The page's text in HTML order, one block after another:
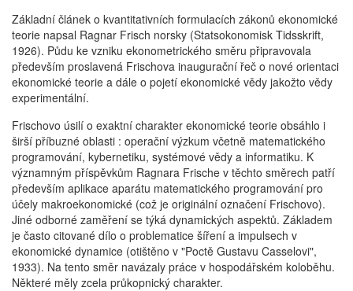
Základní článek o kvantitativních formulacích zákonů ekonomické
teorie napsal Ragnar Frisch norsky (Statsokonomisk Tidsskrift,
1926). Půdu ke vzniku ekonometrického směru připravovala
především proslavená Frischova inaugurační řeč o nové orientaci
ekonomické teorie a dále o pojetí ekonomické vědy jakožto vědy
experimentální.
Frischovo úsilí o exaktní charakter ekonomické teorie obsáhlo i
širší příbuzné oblasti : operační výzkum včetně matematického
programování, kybernetiku, systémové vědy a informatiku. K
významným příspěvkům Ragnara Frische v těchto směrech patří
především aplikace aparátu matematického programování pro
účely makroekonomické (což je originální označení Frischovo).
Jiné odborné zaměření se týká dynamických aspektů. Základem
je často citované dílo o problematice šíření a impulsech v
ekonomické dynamice (otištěno v "Poctě Gustavu Casselovi",
1933). Na tento směr navázaly práce v hospodářském koloběhu.
Některé měly zcela průkopnický charakter.